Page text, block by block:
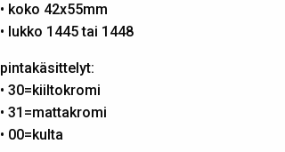
• koko 42x55mm
• lukko 1445 tai 1448
pintakäsittelyt:
• 30=kiiltokromi
• 31=mattakromi
• 00=kulta